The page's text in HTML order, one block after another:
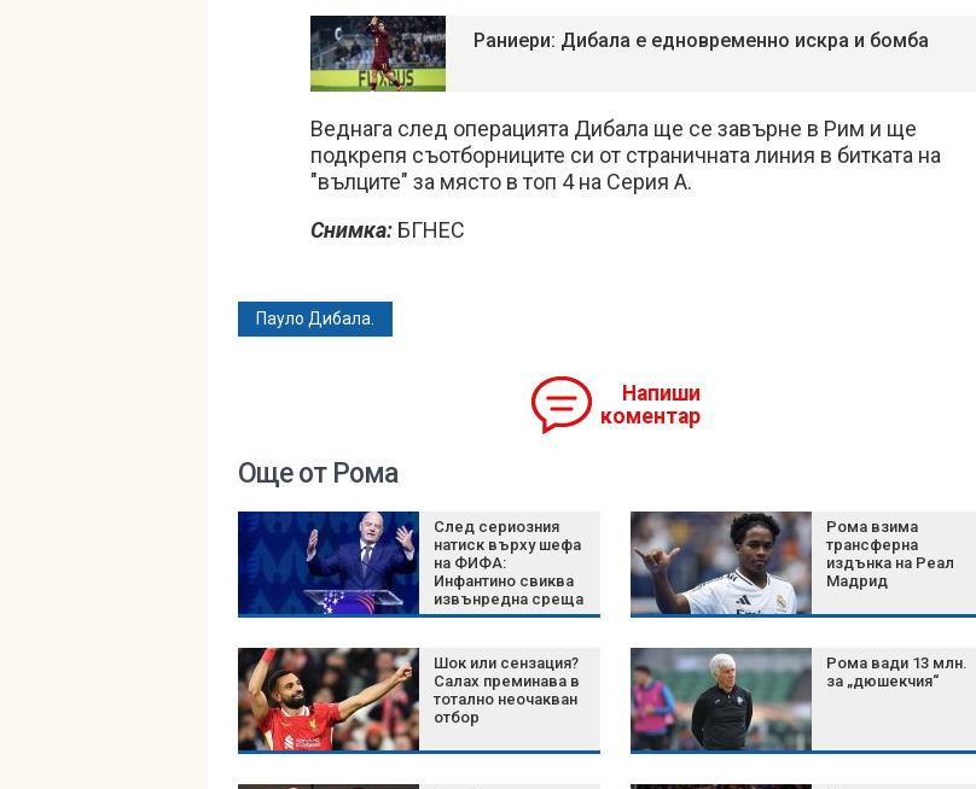
Раниери: Дибала е едновременно искра и бомба
Веднага след операцията Дибала ще се завърне в Рим и ще
подкрепя съотборниците си от страничната линия в битката на
"вълците" за място в топ 4 на Серия А.
Снимка: БГНЕС
Пауло Дибала.
Напиши
коментар
Още от Рома
След сериозния
натиск върху шефа
на ФИФА:
Инфантино свиква
извънредна среща
на върха на
Рома взима
трансферна
издънка на Реал
Мадрид
Шок или сензация?
Салах преминава в
тотално неочакван
отбор
Рома вади 13 млн.
за „дюшекчия“
Green Day пусна
денонощен канал в
YouTube
Затягат контрола по